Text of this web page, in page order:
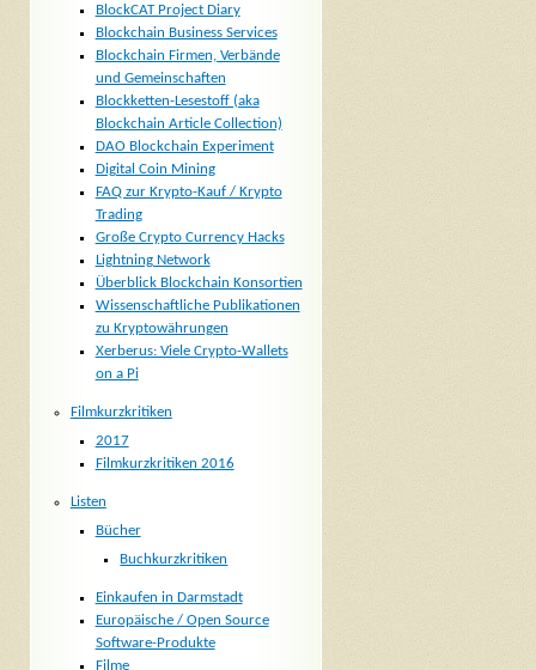
BlockCAT Project Diary
Blockchain Business Services
Blockchain Firmen, Verbände
und Gemeinschaften
Blockketten-Lesestoff (aka
Blockchain Article Collection)
DAO Blockchain Experiment
Digital Coin Mining
FAQ zur Krypto-Kauf / Krypto
Trading
Große Crypto Currency Hacks
Lightning Network
Überblick Blockchain Konsortien
Wissenschaftliche Publikationen
zu Kryptowährungen
Xerberus: Viele Crypto-Wallets
on a Pi
Filmkurzkritiken
2017
Filmkurzkritiken 2016
Listen
Bücher
Buchkurzkritiken
Einkaufen in Darmstadt
Europäische / Open Source
Software-Produkte
Filme